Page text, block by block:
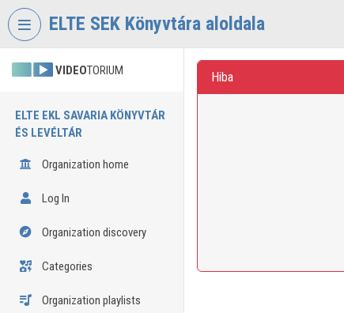
Skip header
ELTE SEK Könyvtára aloldala
VIDEOTORIUM
ELTE EKL SAVARIA KÖNYVTÁR
ÉS LEVÉLTÁR
Organization home
Log In
Organization discovery
Categories
Organization playlists
Hiba